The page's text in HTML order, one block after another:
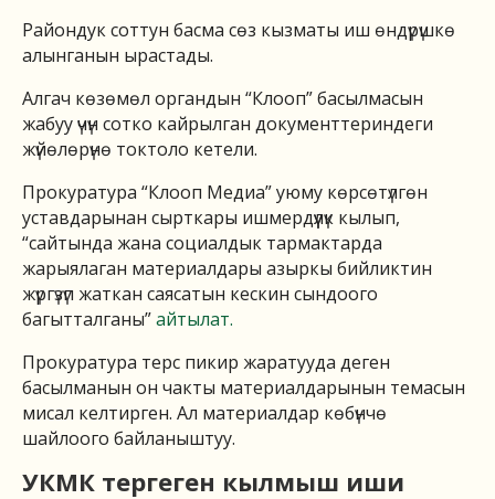
Райондук соттун басма сөз кызматы иш өндүрүшкө
алынганын ырастады.
Алгач көзөмөл органдын “Клооп” басылмасын
жабуу үчүн сотко кайрылган документтериндеги
жүйөлөрүнө токтоло кетели.
Прокуратура “Клооп Медиа” уюму көрсөтүлгөн
уставдарынан сырткары ишмердүүлүк кылып,
“сайтында жана социалдык тармактарда
жарыялаган материалдары азыркы бийликтин
жүргүзүп жаткан саясатын кескин сындоого
багытталганы”айтылат.
Прокуратура терс пикир жаратууда деген
басылманын он чакты материалдарынын темасын
мисал келтирген. Ал материалдар көбүнчө
шайлоого байланыштуу.
УКМК тергеген кылмыш иши